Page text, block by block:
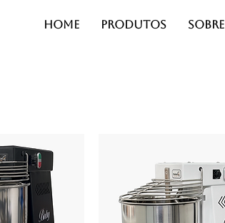
Home Produtos Sobre